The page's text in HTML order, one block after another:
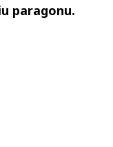
paragonu.